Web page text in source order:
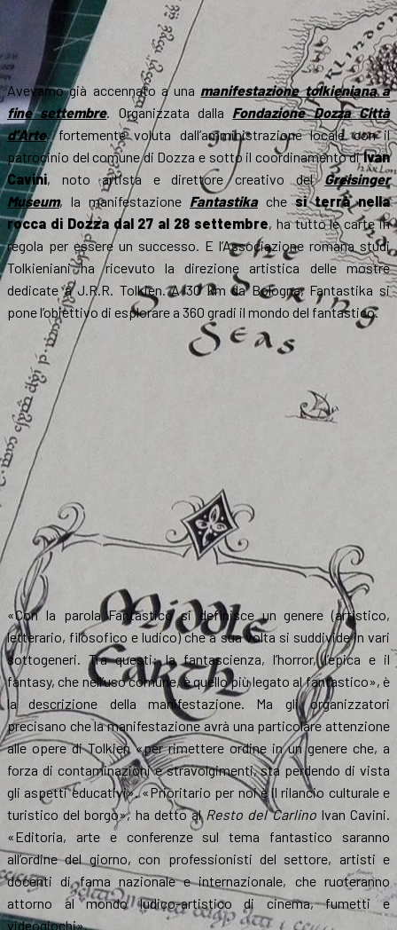
Avevamo già accennato a una manifestazione tolkieniana a
fine settembre. Organizzata dalla Fondazione Dozza Città
d’Arte, fortemente voluta dall’amministrazione locale con il
patrocinio del comune di Dozza e sotto il coordinamento diIvan
Cavini, noto artista e direttore creativo delGreisinger
Museum, la manifestazione Fantastikachesi terrà nella
rocca di Dozza dal 27 al 28 settembre, ha tutto le carte in
regola per essere un successo. E l’Associazione romana studi
Tolkieniani ha ricevuto la direzione artistica delle mostre
dedicate a J.R.R. Tolkien. A 30 km da Bologna, Fantastika si
pone l’obiettivo di esplorare a 360 gradi il mondo del fantastico.
«Con la parola Fantastico si definisce un genere (artistico,
letterario, filosofico e ludico) che a sua volta si suddivide in vari
sottogeneri. Tra questi: la fantascienza, l’horror, l’epica e il
fantasy, che nell’uso comune, è quello più legato al fantastico», è
la descrizione della manifestazione. Ma gli organizzatori
precisano che la manifestazione avrà una particolare attenzione
alle opere di Tolkien «per rimettere ordine in un genere che, a
forza di contaminazioni e stravolgimenti, sta perdendo di vista
gli aspetti educativi». «Prioritario per noi è il rilancio culturale e
turistico del borgo», ha detto al Resto del CarlinoIvan Cavini.
«Editoria, arte e conferenze sul tema fantastico saranno
all’ordine del giorno, con professionisti del settore, artisti e
docenti di fama nazionale e internazionale, che ruoteranno
attorno al mondo ludico-artistico di cinema, fumetti e
videogiochi».